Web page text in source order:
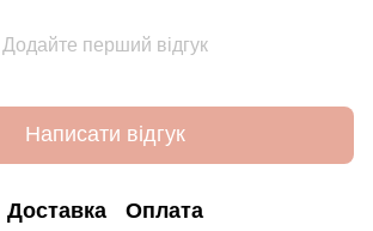
Додайте перший відгук
Написати відгук
Доставка Оплата